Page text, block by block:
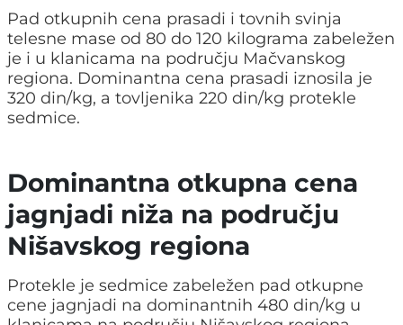
Pad otkupnih cena prasadi i tovnih svinja
telesne mase od 80 do 120 kilograma zabeležen
je i u klanicama na području Mačvanskog
regiona. Dominantna cena prasadi iznosila je
320 din/kg, a tovljenika 220 din/kg protekle
sedmice.
Dominantna otkupna cena
jagnjadi niža na području
Nišavskog regiona
Protekle je sedmice zabeležen pad otkupne
cene jagnjadi na dominantnih 480 din/kg u